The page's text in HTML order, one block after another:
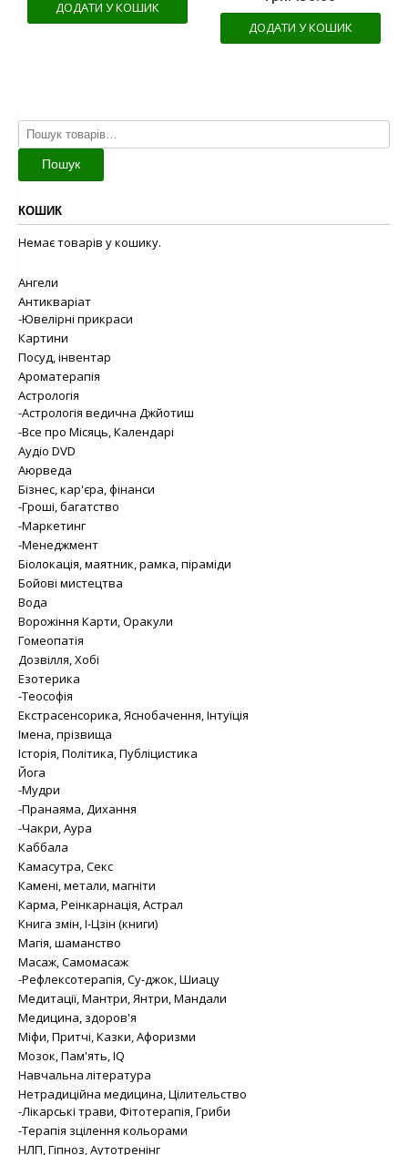
ДОДАТИ У КОШИК
ДОДАТИ У КОШИК
Шукати:
Пошук
КОШИК
Немає товарів у кошику.
Ангели
Антикваріат
-Ювелірні прикраси
Картини
Посуд, інвентар
Ароматерапія
Астрологія
-Астрологія ведична Джйотиш
-Все про Місяць, Календарі
Аудіо DVD
Аюрведа
Бізнес, кар'єра, фінанси
-Гроші, багатство
-Маркетинг
-Менеджмент
Біолокація, маятник, рамка, піраміди
Бойові мистецтва
Вода
Ворожіння Карти, Оракули
Гомеопатія
Дозвілля, Хобі
Езотерика
-Теософія
Екстрасенсорика, Яснобачення, Інтуїція
Імена, прізвища
Історія, Політика, Публіцистика
Йога
-Мудри
-Пранаяма, Дихання
-Чакри, Аура
Каббала
Камасутра, Секс
Камені, метали, магніти
Карма, Реінкарнація, Астрал
Книга змін, І-Цзін (книги)
Магія, шаманство
Масаж, Самомасаж
-Рефлексотерапія, Су-джок, Шиацу
Медитації, Мантри, Янтри, Мандали
Медицина, здоров'я
Міфи, Притчі, Казки, Афоризми
Мозок, Пам'ять, IQ
Навчальна література
Нетрадиційна медицина, Цілительство
-Лікарські трави, Фітотерапія, Гриби
-Терапія зцілення кольорами
НЛП, Гіпноз, Аутотренінг